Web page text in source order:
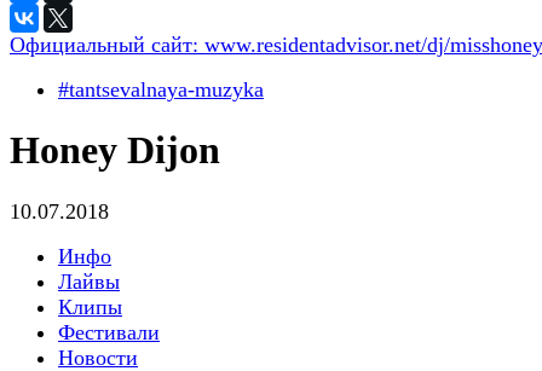
Официальный сайт: www.residentadvisor.net/dj/
#tantsevalnaya-muzyka
Honey Dijon
10.07.2018
Инфо
Лайвы
Клипы
Фестивали
Новости